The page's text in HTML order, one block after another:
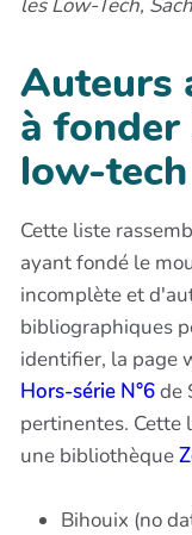
les Low-Tech,
Auteurs
à fonder
low-tech
Cette liste
ayant fondé le
incomplète et
bibliographiques
identifier, la page
Hors-série N°6de
pertinentes. Cette
une bibliothèque
Bihouix (no